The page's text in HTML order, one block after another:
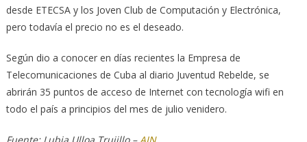
desde ETECSA y los Joven Club de Computación y Electrónica,
pero todavía el precio no es el deseado.
Según dio a conocer en días recientes la Empresa de
Telecomunicaciones de Cuba al diario Juventud Rebelde, se
abrirán 35 puntos de acceso de Internet con tecnología wifi en
todo el país a principios del mes de julio venidero.